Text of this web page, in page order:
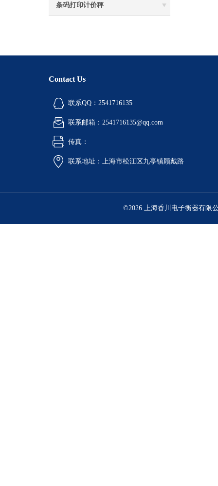
条码打印计价秤
Contact Us
联系QQ：2541716135
联系邮箱：2541716135@qq.com
传真：
联系地址：上海市松江区九亭镇顾戴路
©2026 上海香川电子衡器有限